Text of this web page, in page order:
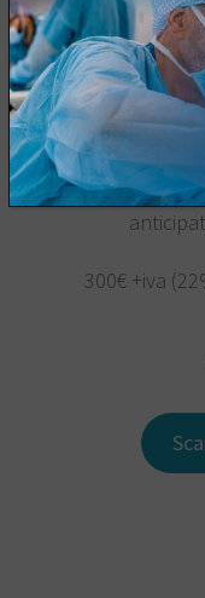
270€ +iva
300€ +iva